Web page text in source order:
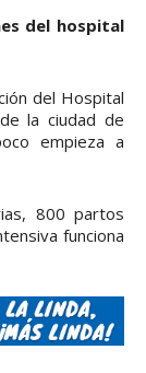
del hospital
del Hospital
la ciudad de
empieza a
800 partos
funciona